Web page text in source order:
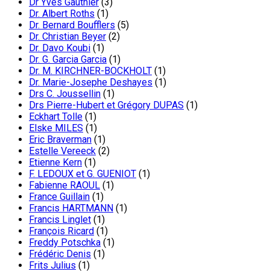
Dr. Albert Roths (1)
Dr. Bernard Boufflers (5)
Dr. Christian Beyer (2)
Dr. Davo Koubi (1)
Dr. G. Garcia Garcia (1)
Dr. M. KIRCHNER-BOCKHOLT (1)
Dr. Marie-Josephe Deshayes (1)
Drs C. Joussellin (1)
Drs Pierre-Hubert et Grégory DUPAS (1)
Eckhart Tolle (1)
Elske MILES (1)
Eric Braverman (1)
Estelle Vereeck (2)
Etienne Kern (1)
F. LEDOUX et G. GUENIOT (1)
Fabienne RAOUL (1)
France Guillain (1)
Francis HARTMANN (1)
Francis Linglet (1)
François Ricard (1)
Freddy Potschka (1)
Frédéric Denis (1)
Frits Julius (1)